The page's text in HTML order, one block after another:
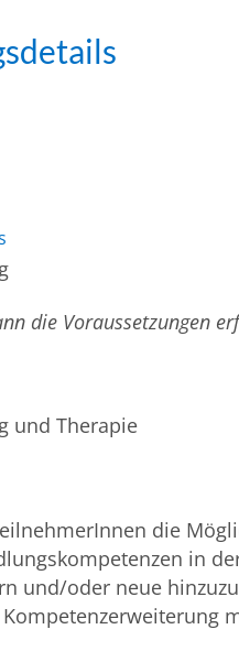
die Voraussetzungen
und Therapie
die
in
und/oder neue